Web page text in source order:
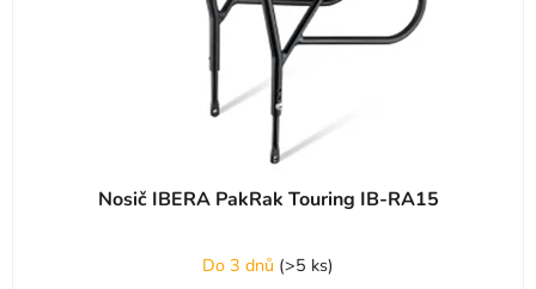
Nosič IBERA PakRak Touring IB-RA15
Do 3 dnů (>5 ks)